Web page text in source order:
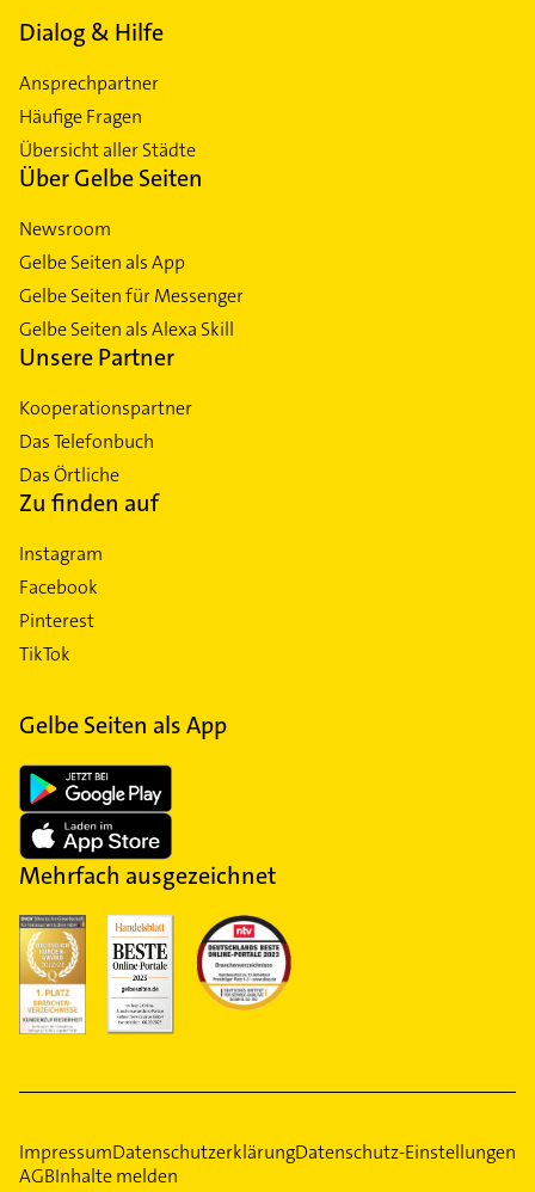
Dialog & Hilfe
Ansprechpartner
Häufige Fragen
Übersicht aller Städte
Über Gelbe Seiten
Newsroom
Gelbe Seiten als App
Gelbe Seiten für Messenger
Gelbe Seiten als Alexa Skill
Unsere Partner
Kooperationspartner
Das Telefonbuch
Das Örtliche
Zu finden auf
Instagram
Facebook
Pinterest
TikTok
Gelbe Seiten als App
Mehrfach ausgezeichnet
ImpressumDatenschutzerklärungDatenschutz-Einstellungen
AGBInhalte melden